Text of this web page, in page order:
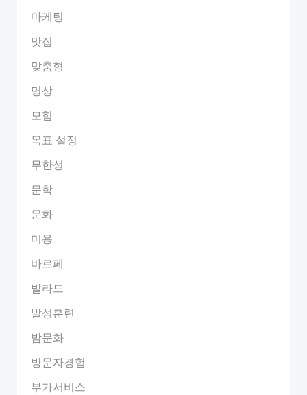
마케팅
맛집
맞춤형
명상
모험
목표 설정
무한성
문학
문화
미용
바르페
발라드
발성훈련
밤문화
방문자경험
부가서비스